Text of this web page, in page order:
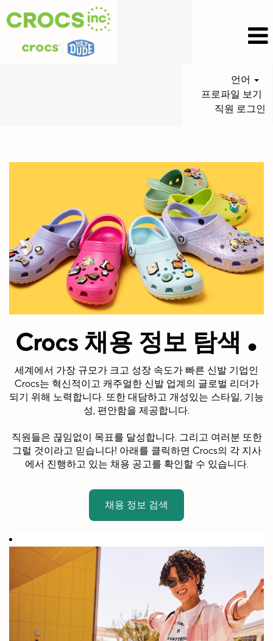
언어
프로파일 보기
직원 로그인
Crocs 채용 정보 탐색 .
세계에서 가장 규모가 크고 성장 속도가 빠른 신발 기업인
Crocs는 혁신적이고 캐주얼한 신발 업계의 글로벌 리더가
되기 위해 노력합니다. 또한 대담하고 개성있는 스타일, 기능
성, 편안함을 제공합니다.
직원들은 끊임없이 목표를 달성합니다. 그리고 여러분 또한
그럴 것이라고 믿습니다! 아래를 클릭하면 Crocs의 각 지사
에서 진행하고 있는 채용 공고를 확인할 수 있습니다.
채용 정보 검색